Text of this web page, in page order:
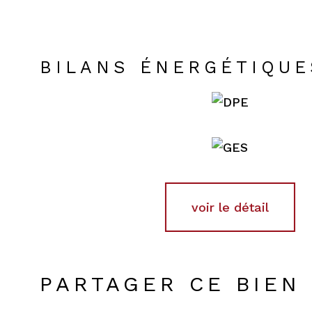
BILANS
voir le détail
PARTAGER CE BIEN